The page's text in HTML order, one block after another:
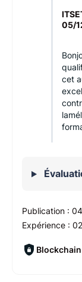
05/
cet
Publication :
Expérience :
Blockchain